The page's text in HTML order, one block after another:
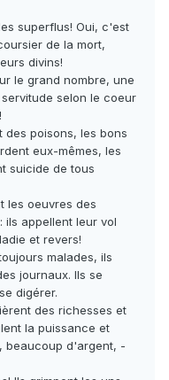
superflus! Oui, c'est
de la mort,
divins!
le grand nombre, une
selon le coeur
des poisons, les bons
eux-mêmes, les
suicide de tous
les oeuvres des
ils appellent leur vol
et revers!
malades, ils
journaux. Ils se
digérer.
des richesses et
la puissance et
beaucoup d'argent, -